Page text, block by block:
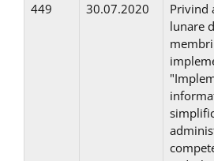
449
30.07.2020
Privind
lunare